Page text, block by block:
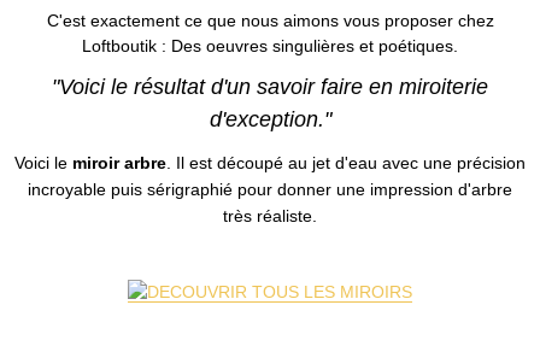
C'est exactement ce que nous aimons vous proposer chez
Loftboutik : Des oeuvres singulières et poétiques.
"Voici le résultat d'un savoir faire en miroiterie
d'exception."
Voici le miroir arbre . Il est découpé au jet d'eau avec une précision
incroyable puis sérigraphié pour donner une impression d'arbre
très réaliste.